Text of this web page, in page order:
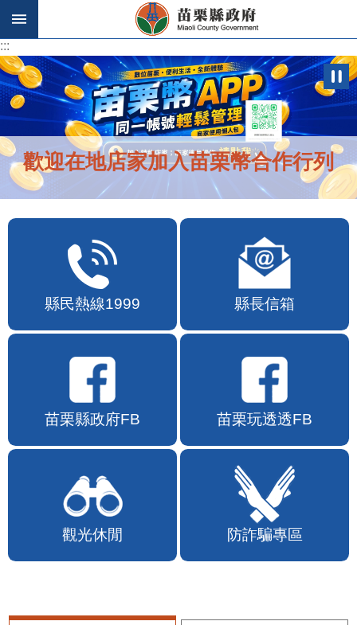
跳到主要內容區塊
:::
:::
歡迎在地店家加入苗栗幣合作行列
縣民熱線1999 縣長信箱
苗栗縣政府FB 苗栗玩透透FB
觀光休閒 防詐騙專區